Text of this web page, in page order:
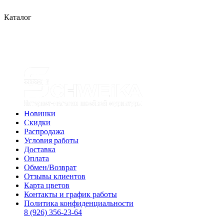
Каталог
Новинки
Скидки
Распродажа
Условия работы
Доставка
Оплата
Обмен/Возврат
Отзывы клиентов
Карта цветов
Контакты и график работы
Политика конфиденциальности
8 (926) 356-23-64